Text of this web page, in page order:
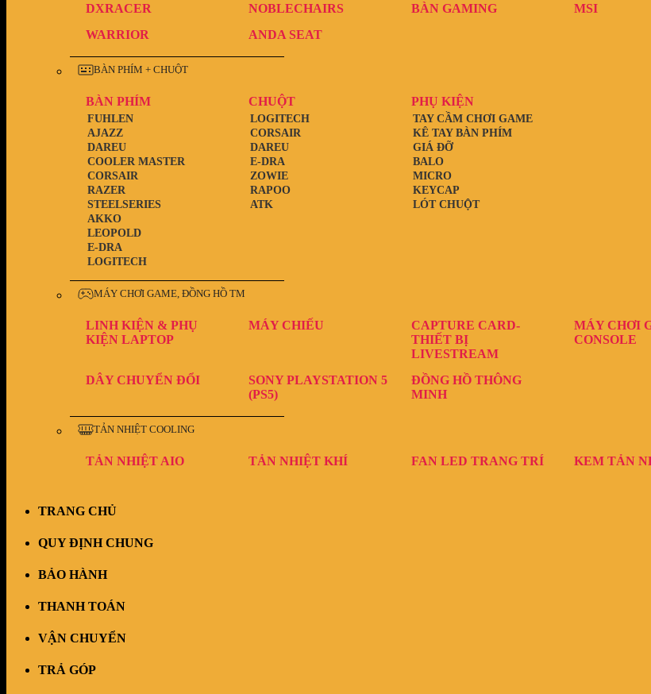
DXRACER NOBLECHAIRS BÀN GAMING MSI
WARRIOR
ANDA SEAT
BÀN PHÍM + CHUỘT
BÀN PHÍM
LOGITECH
E-DRA
LEOPOLD
AKKO
STEELSERIES
RAZER
CORSAIR
COOLER MASTER
DAREU
AJAZZ
FUHLEN
CHUỘT
ATK
RAPOO
ZOWIE
E-DRA
DAREU
CORSAIR
LOGITECH
PHỤ KIỆN
LÓT CHUỘT
KEYCAP
MICRO
BALO
GIÁ ĐỠ
KÊ TAY BÀN PHÍM
TAY CẦM CHƠI GAME
MÁY CHƠI GAME, ĐỒNG HỒ TM
LINH KIỆN & PHỤ
KIỆN LAPTOP
MÁY CHIẾU
CAPTURE CARD-
THIẾT BỊ
LIVESTREAM
MÁY CHƠI
CONSOLE
DÂY CHUYỂN ĐỔI
SONY PLAYSTATION 5
(PS5)
ĐỒNG HỒ THÔNG
MINH
TẢN NHIỆT COOLING
TẢN NHIỆT AIO TẢN NHIỆT KHÍ FAN LED TRANG TRÍ KEM TẢN
TRANG CHỦ
QUY ĐỊNH CHUNG
BẢO HÀNH
THANH TOÁN
VẬN CHUYỂN
TRẢ GÓP